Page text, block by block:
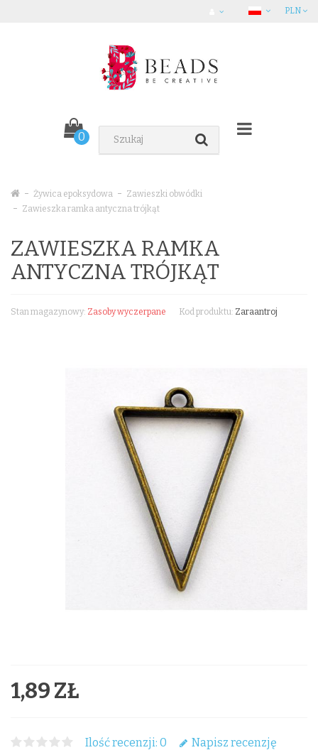
PLN
0
Żywica epoksydowa
Zawieszki obwódki
Zawieszka ramka antyczna trójkąt
ZAWIESZKA RAMKA
ANTYCZNA TRÓJKĄT
Stan magazynowy: Zasoby wyczerpane Kod produktu: Zaraantroj
1,89 ZŁ
Ilość recenzji: 0 Napisz recenzję